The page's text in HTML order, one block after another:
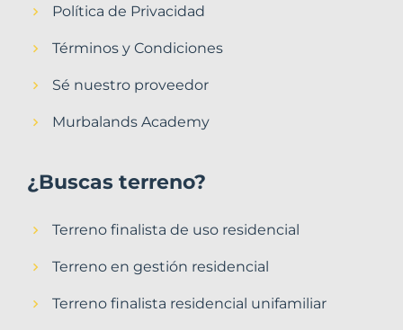
Política de Privacidad
Términos y Condiciones
Sé nuestro proveedor
Murbalands Academy
¿Buscas terreno?
Terreno finalista de uso residencial
Terreno en gestión residencial
Terreno finalista residencial unifamiliar